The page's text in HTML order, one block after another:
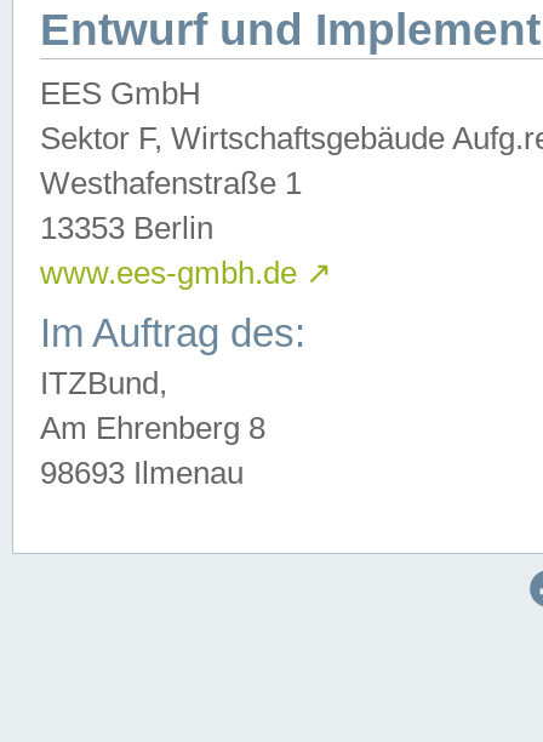
Entwurf und
EES GmbH
Sektor F, Wirtschaftsgebäude
Westhafenstraße 1
13353 Berlin
www.ees-gmbh.de ↗
Im Auftrag des:
ITZBund,
Am Ehrenberg 8
98693 Ilmenau